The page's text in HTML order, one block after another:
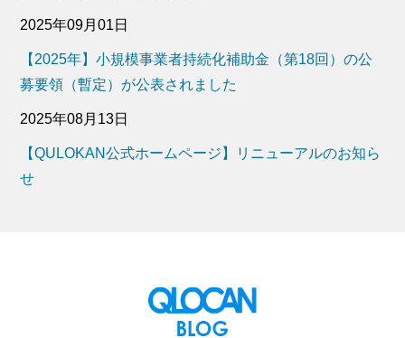
2025年09月01日
【2025年】小規模事業者持続化補助金（第18回）の公
募要領（暫定）が公表されました
2025年08月13日
【QULOKAN公式ホームページ】リニューアルのお知ら
せ